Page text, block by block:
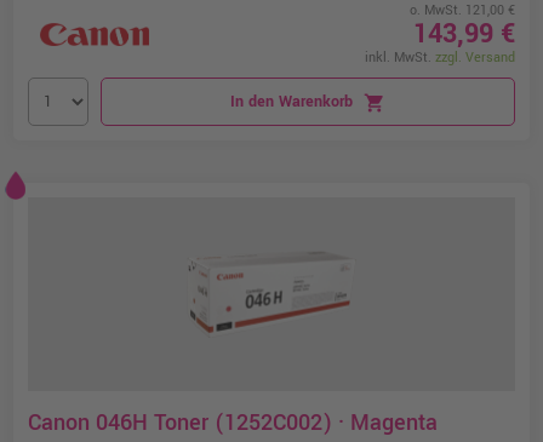
o. MwSt. 121,00 €
143,99 €
inkl. MwSt. zzgl. Versand
In den Warenkorb shopping_cart
Canon 046H Toner (1252C002) · Magenta